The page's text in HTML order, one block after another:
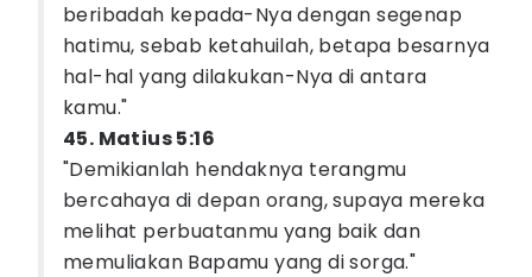
beribadah kepada-Nya dengan segenap
hatimu, sebab ketahuilah, betapa besarnya
hal-hal yang dilakukan-Nya di antara
kamu."
45. Matius 5:16
"Demikianlah hendaknya terangmu
bercahaya di depan orang, supaya mereka
melihat perbuatanmu yang baik dan
memuliakan Bapamu yang di sorga."